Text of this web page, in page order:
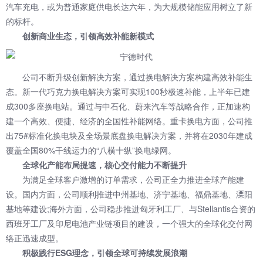
汽车充电，或为普通家庭供电长达六年，为大规模储能应用树立了新
的标杆。
创新商业生态，引领高效补能新模式
公司不断升级创新解决方案，通过换电解决方案构建高效补能生
态。新一代巧克力换电解决方案可实现100秒极速补能，上半年已建
成300多座换电站。通过与中石化、蔚来汽车等战略合作，正加速构
建一个高效、便捷、经济的全国性补能网络。重卡换电方面，公司推
出75#标准化换电块及全场景底盘换电解决方案，并将在2030年建成
覆盖全国80%干线运力的“八横十纵”换电绿网。
全球化产能布局提速，核心交付能力不断提升
为满足全球客户激增的订单需求，公司正全力推进全球产能建
设。国内方面，公司顺利推进中州基地、济宁基地、福鼎基地、溧阳
基地等建设;海外方面，公司稳步推进匈牙利工厂、与Stellantis合资的
西班牙工厂及印尼电池产业链项目的建设，一个强大的全球化交付网
络正迅速成型。
积极践行ESG理念，引领全球可持续发展浪潮